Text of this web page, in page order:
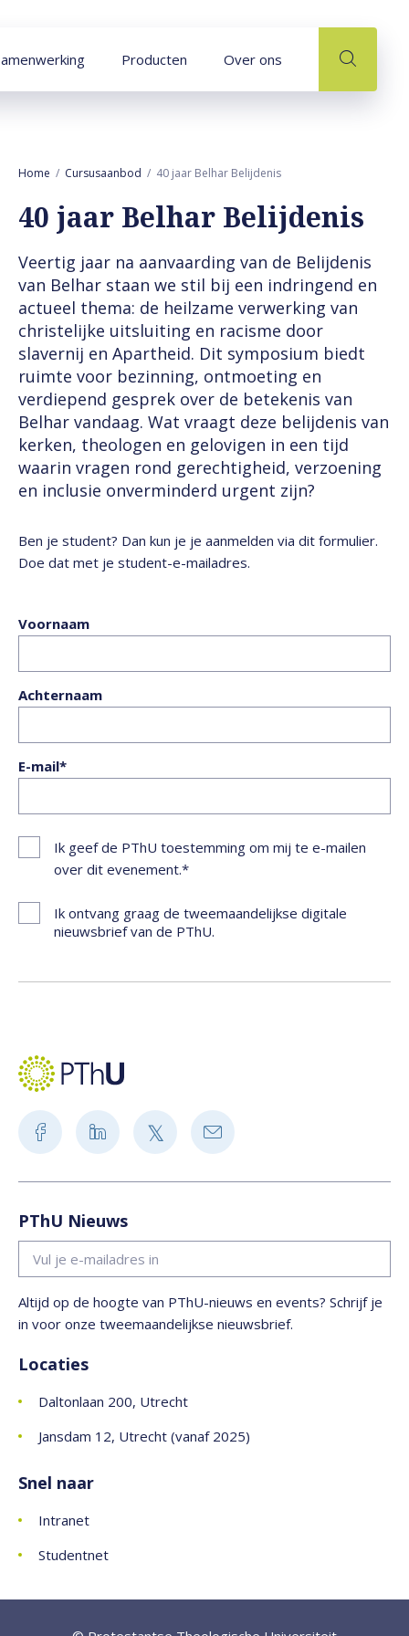
Producten Over ons
Home Cursusaanbod 40 jaar Belhar Belijdenis
40 jaar Belhar Belijdenis
Veertig jaar na aanvaarding van de Belijdenis
van Belhar staan we stil bij een indringend en
actueel thema: de heilzame verwerking van
christelijke uitsluiting en racisme door
slavernij en Apartheid. Dit symposium biedt
ruimte voor bezinning, ontmoeting en
verdiepend gesprek over de betekenis van
Belhar vandaag. Wat vraagt deze belijdenis van
kerken, theologen en gelovigen in een tijd
waarin vragen rond gerechtigheid, verzoening
en inclusie onverminderd urgent zijn?
Ben je student? Dan kun je je aanmelden via dit formulier.
Doe dat met je student-e-mailadres.
Voornaam
Achternaam
E-mail
Ik geef de PThU toestemming om mij te e-mailen
over dit evenement.
Ik ontvang graag de tweemaandelijkse digitale
nieuwsbrief van de PThU.
PThU Nieuws
Altijd op de hoogte van PThU-nieuws en events? Schrijf je
in voor onze tweemaandelijkse nieuwsbrief.
Locaties
Daltonlaan 200, Utrecht
Jansdam 12, Utrecht (vanaf 2025)
Snel naar
Intranet
Studentnet